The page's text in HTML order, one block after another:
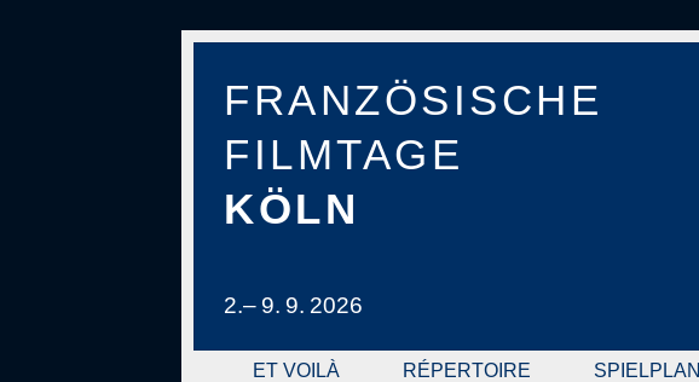
FRANZÖSISCHE
FILMTAGE
KÖLN
2.– 9. 9. 2026
ET VOILÀ RÉPERTOIRE SPIELPLAN